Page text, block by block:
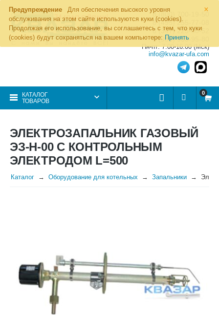
×
Предупреждение
Для обеспечения высокого уровня
обслуживания на этом сайте используются куки (cookies).
Продолжая его использование, вы соглашаетесь с тем, что куки
(cookies) будут сохраняться на вашем компьютере: Принять
8 (800) 700-19-50
8 (495) 255-77-08
8 (347) 225-00-52
8 (986) 963-95-80
Пн-пт: 7.00-16.00 (Мск)
info@kvazar-ufa.com
КАТАЛОГ
ТОВАРОВ
0
ЭЛЕКТРОЗАПАЛЬНИК ГАЗОВЫЙ
ЭЗ-Н-00 С КОНТРОЛЬНЫМ
ЭЛЕКТРОДОМ L=500
Каталог Оборудование для котельных Запальники